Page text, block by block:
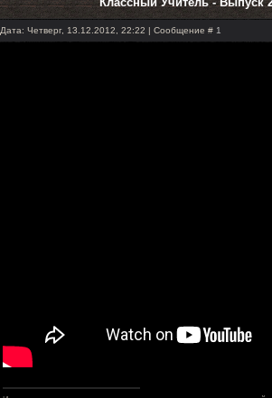
Дата: Четверг, 13.12.2012, 22:22 | Сообщение # 1